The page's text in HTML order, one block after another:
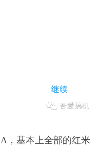
，基本上全部的红米